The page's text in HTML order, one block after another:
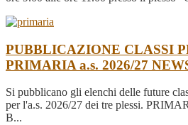
PUBBLICAZIONE CLASSI
PRIMARIA a.s. 2026/27
Si pubblicano gli elenchi delle future
per l'a.s. 2026/27 dei tre plessi.
B...